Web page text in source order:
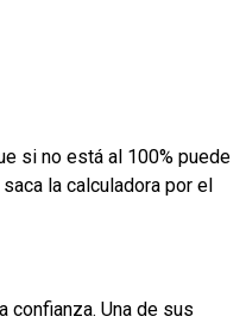
si no está al 100% puede
la calculadora por el
confianza. Una de sus